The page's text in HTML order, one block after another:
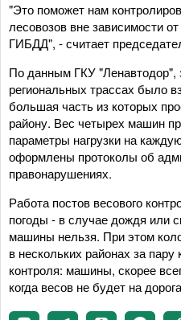
"Это поможет нам
лесовозов вне зависимости
ГИБДД", - считает
По данным ГКУ "Ленавтодор",
региональных трассах было
большая часть из которых
району. Вес четырех машин
параметры нагрузки на
оформлены протоколы об
правонарушениях.
Работа постов весового
погоды - в случае дождя или
машины нельзя. При этом
в нескольких районах за пару
контроля: машины, скорее
когда весов не будет на